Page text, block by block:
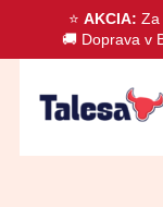
⭐ AKCIA: Za
🚚 Doprava v
Preskočiť